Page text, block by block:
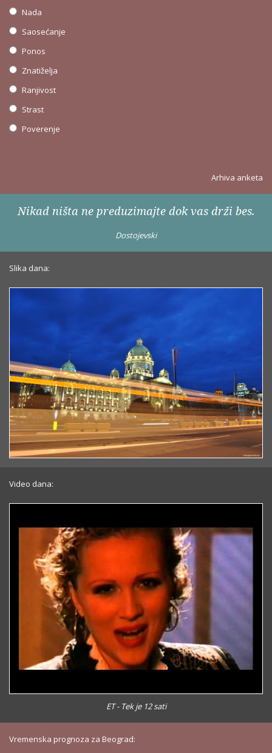
Nada
Saosećanje
Ponos
Znatiželja
Ranjivost
Strast
Poverenje
Arhiva anketa
Nikad ništa ne preduzimajte dok vas drži bes.
Dostojevski
Slika dana:
Video dana:
ET - Tek je 12 sati
Vremenska prognoza za Beograd: